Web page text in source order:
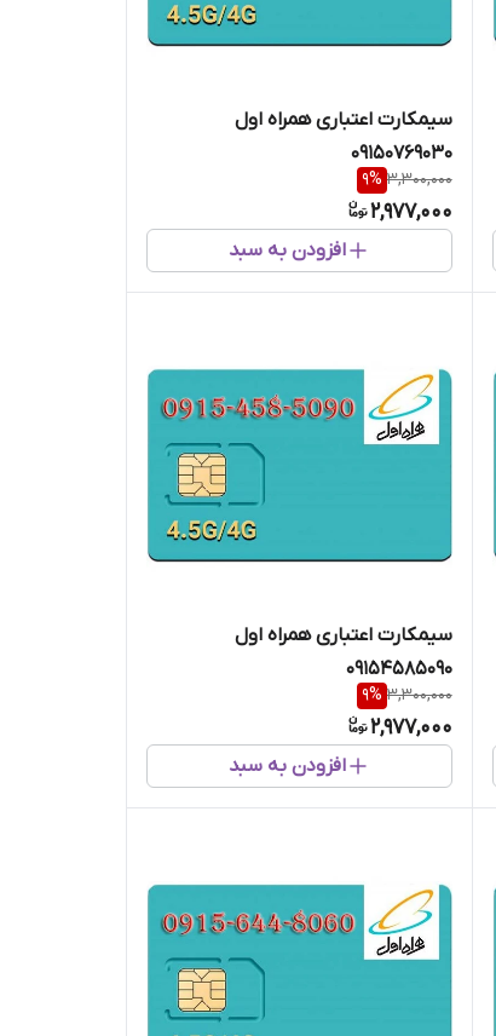
سیمکارت اعتباری همراه اول
09150769030
3,300,000
9%
2,977,000
افزودن به سبد
سیمکارت اعتباری همراه اول
09154585090
3,300,000
9%
2,977,000
افزودن به سبد